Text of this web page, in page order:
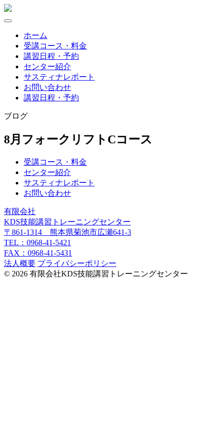
Skip
ホーム
受講コース・料金
講習日程・予約
センター紹介
サスティナレポート
お問い合わせ
講習日程・予約
ブログ
8月フォークリフトCコース
受講コース・料金
センター紹介
サスティナレポート
お問い合わせ
有限会社
KDS技能講習トレーニングセンター
〒861-1314 熊本県菊池市広瀬641-3
TEL：0968-41-5421
FAX：0968-41-5431
法人概要 プライバシーポリシー
© 2026 有限会社KDS技能講習トレーニングセンター